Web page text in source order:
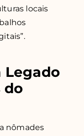
locais
Legado
do
nômades